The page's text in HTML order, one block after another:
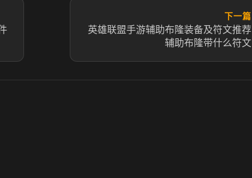
下一篇
英雄联盟手游辅助布隆装备及符文推荐
辅助布隆带什么符文